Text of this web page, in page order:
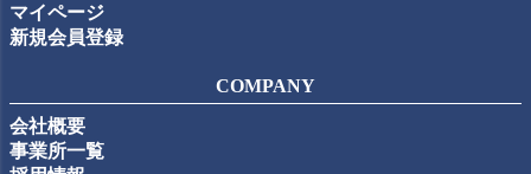
マイページ
新規会員登録
COMPANY
会社概要
事業所一覧